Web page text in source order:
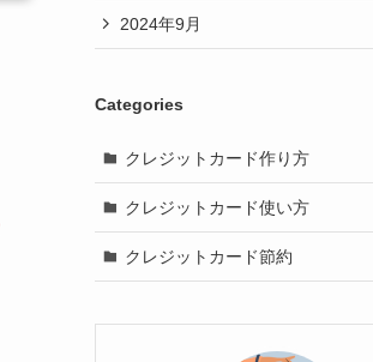
2024年9月
Categories
クレジットカード作り方
クレジットカード使い方
クレジットカード節約